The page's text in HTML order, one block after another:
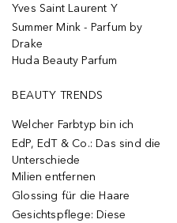
Yves Saint Laurent Y
Summer Mink - Parfum by
Drake
Huda Beauty Parfum
BEAUTY TRENDS
Welcher Farbtyp bin ich
EdP, EdT & Co.: Das sind die
Unterschiede
Milien entfernen
Glossing für die Haare
Gesichtspflege: Diese